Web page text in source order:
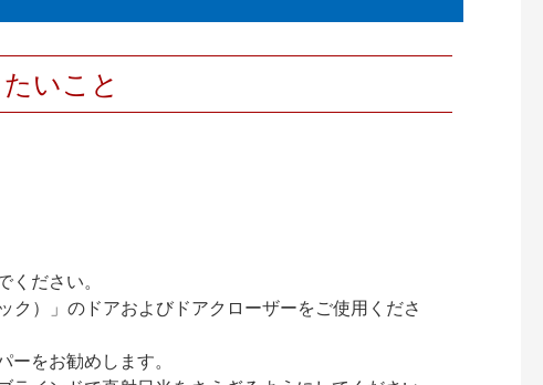
いこと
ださい。
）」のドアおよびドアクローザーをご使用くださ
をお勧めします。